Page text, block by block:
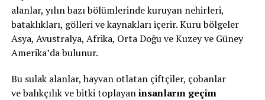
alanlar, yılın bazı bölümlerinde kuruyan nehirleri,
bataklıkları, gölleri ve kaynakları içerir. Kuru bölgeler
Asya, Avustralya, Afrika, Orta Doğu ve Kuzey ve Güney
Amerika’da bulunur.
Bu sulak alanlar, hayvan otlatan çiftçiler, çobanlar
ve balıkçılık ve bitki toplayaninsanların geçim